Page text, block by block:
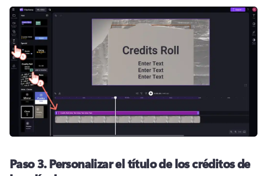
Paso 3.Personalizar el título de los créditos de